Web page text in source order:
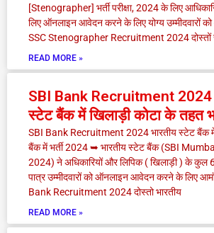
[Stenographer] भर्ती परीक्षा, 2024 के लिए
लिए ऑनलाइन आवेदन करने के लिए योग्य उम्मीदवारों
SSC Stenographer Recruitment 2024 दोस्तों
READ MORE »
SBI Bank Recruitment 2024
स्टेट बैंक में खिलाड़ी कोटा के तहत
SBI Bank Recruitment 2024 भारतीय स्टेट बैंक
बैंक में भर्ती 2024 ➥ भारतीय स्टेट बैंक (SBI
2024) ने अधिकारियों और लिपिक ( खिलाड़ी ) के कुल
पात्र उम्मीदवारों को ऑनलाइन आवेदन करने के लिए
Bank Recruitment 2024 दोस्तो भारतीय
READ MORE »